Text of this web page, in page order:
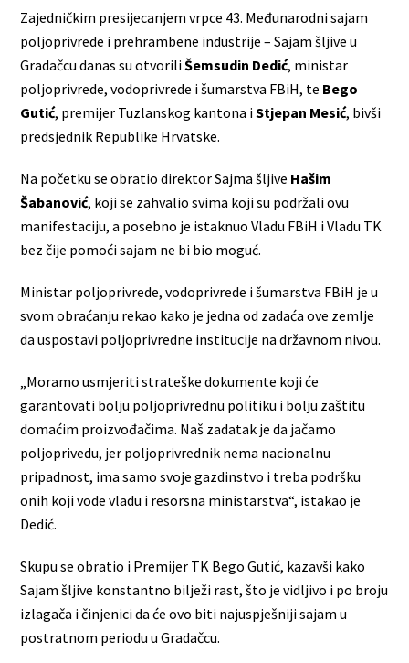
Zajedničkim presijecanjem vrpce 43. Međunarodni sajam
poljoprivrede i prehrambene industrije – Sajam šljive u
Gradačcu danas su otvoriliŠemsudin Dedić, ministar
poljoprivrede, vodoprivrede i šumarstva FBiH, te Bego
Gutić, premijer Tuzlanskog kantona iStjepan Mesić, bivši
predsjednik Republike Hrvatske.
Na početku se obratio direktor Sajma šljive Hašim
Šabanović, koji se zahvalio svima koji su podržali ovu
manifestaciju, a posebno je istaknuo Vladu FBiH i Vladu TK
bez čije pomoći sajam ne bi bio moguć.
Ministar poljoprivrede, vodoprivrede i šumarstva FBiH je u
svom obraćanju rekao kako je jedna od zadaća ove zemlje
da uspostavi poljoprivredne institucije na državnom nivou.
„Moramo usmjeriti strateške dokumente koji će
garantovati bolju poljoprivrednu politiku i bolju zaštitu
domaćim proizvođačima. Naš zadatak je da jačamo
poljoprivedu, jer poljoprivrednik nema nacionalnu
pripadnost, ima samo svoje gazdinstvo i treba podršku
onih koji vode vladu i resorsna ministarstva“, istakao je
Dedić.
Skupu se obratio i Premijer TK Bego Gutić, kazavši kako
Sajam šljive konstantno bilježi rast, što je vidljivo i po broju
izlagača i činjenici da će ovo biti najuspješniji sajam u
postratnom periodu u Gradačcu.